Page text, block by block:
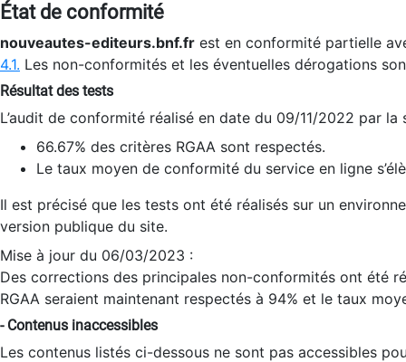
État de conformité
nouveautes-editeurs.bnf.fr est en conformité partielle
4.1. Les non-conformités et les éventuelles dérogations
Résultat des tests
L’audit de conformité réalisé en date du 09/11/2022 par
66.67% des critères RGAA sont respectés.
Le taux moyen de conformité du service en ligne
Il est précisé que les tests ont été réalisés sur un
version publique du site.
Mise à jour du 06/03/2023 :
Des corrections des principales non-conformités ont été
RGAA seraient maintenant respectés à 94% et le taux
- Contenus inaccessibles
Les contenus listés ci-dessous ne sont pas accessibles